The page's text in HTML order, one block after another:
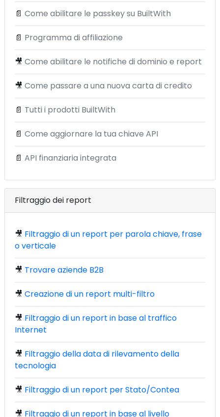
📄 Come abilitare le passkey su BuiltWith
📄 Programma di affiliazione
🎥 Come abilitare le notifiche di dominio e report
🎥 Come passare a una nuova carta di credito
📄 Tutti i prodotti BuiltWith
📄 Come aggiornare la tua chiave API
📄 API finanziaria integrata
Filtraggio dei report
🎥 Filtraggio di un report per parola chiave, frase
o verticale
🎥 Trovare aziende B2B
🎥 Creazione di un report multi-filtro
🎥 Filtraggio di un report in base al traffico
Internet
🎥 Filtraggio della data di rilevamento della
tecnologia
🎥 Filtraggio di un report per Stato/Contea
🎥 Filtraggio di un report in base al livello